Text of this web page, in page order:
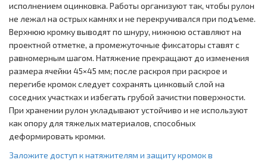
исполнением оцинковка. Работы организуют так, чтобы рулон
не лежал на острых камнях и не перекручивался при подъеме.
Верхнюю кромку выводят по шнуру, нижнюю оставляют на
проектной отметке, а промежуточные фиксаторы ставят с
равномерным шагом. Натяжение прекращают до изменения
размера ячейки 45×45 мм; после раскроя при раскрое и
перегибе кромок следует сохранять цинковый слой на
соседних участках и избегать грубой зачистки поверхности.
При хранении рулон укладывают устойчиво и не используют
как опору для тяжелых материалов, способных
деформировать кромки.
Заложите доступ к натяжителям и защиту кромок в